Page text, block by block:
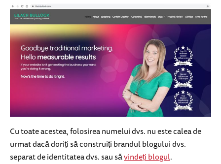
Cu toate acestea, folosirea numelui dvs. nu este calea de
urmat dacă doriți să construiți brandul blogului dvs.
separat de identitatea dvs. sau săvindeți blogul.